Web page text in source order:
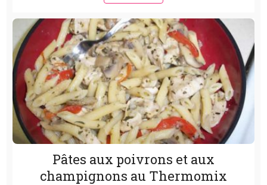
Pâtes aux poivrons et aux
champignons au Thermomix